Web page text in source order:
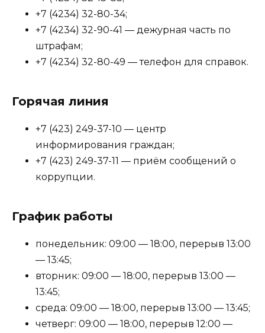
+7 (4234) 32-80-34;
+7 (4234) 32-90-41 — дежурная часть по
штрафам;
+7 (4234) 32-80-49 — телефон для справок.
Горячая линия
+7 (423) 249-37-10 — центр
информирования граждан;
+7 (423) 249-37-11 — приём сообщений о
коррупции.
График работы
понедельник: 09:00 — 18:00, перерыв 13:00
— 13:45;
вторник: 09:00 — 18:00, перерыв 13:00 —
13:45;
среда: 09:00 — 18:00, перерыв 13:00 — 13:45;
четверг: 09:00 — 18:00, перерыв 12:00 —